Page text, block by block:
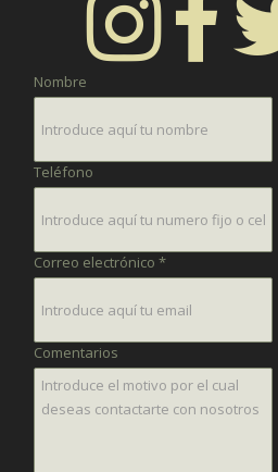
Nombre
Teléfono
Correo electrónico *
Comentarios